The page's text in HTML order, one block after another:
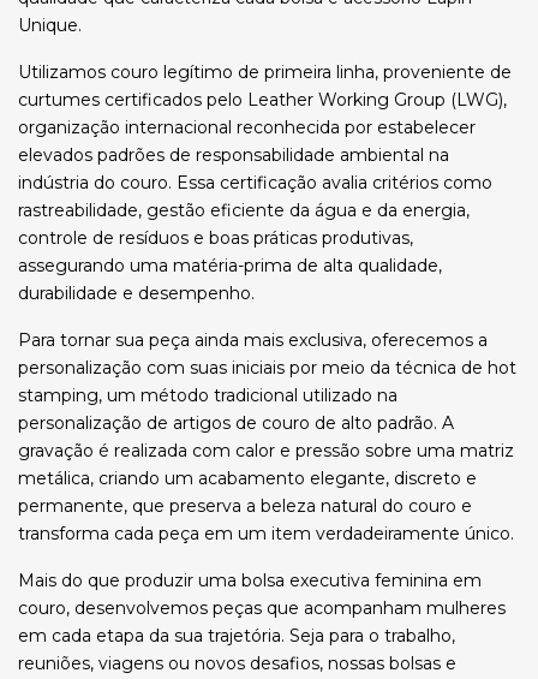
Unique.
Utilizamos couro legítimo de primeira linha, proveniente de
curtumes certificados pelo Leather Working Group (LWG),
organização internacional reconhecida por estabelecer
elevados padrões de responsabilidade ambiental na
indústria do couro. Essa certificação avalia critérios como
rastreabilidade, gestão eficiente da água e da energia,
controle de resíduos e boas práticas produtivas,
assegurando uma matéria-prima de alta qualidade,
durabilidade e desempenho.
Para tornar sua peça ainda mais exclusiva, oferecemos a
personalização com suas iniciais por meio da técnica de hot
stamping, um método tradicional utilizado na
personalização de artigos de couro de alto padrão. A
gravação é realizada com calor e pressão sobre uma matriz
metálica, criando um acabamento elegante, discreto e
permanente, que preserva a beleza natural do couro e
transforma cada peça em um item verdadeiramente único.
Mais do que produzir uma bolsa executiva feminina em
couro, desenvolvemos peças que acompanham mulheres
em cada etapa da sua trajetória. Seja para o trabalho,
reuniões, viagens ou novos desafios, nossas bolsas e